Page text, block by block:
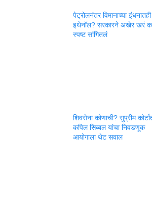
पेट्रोलनंतर विमानाच्या इंधनातही
इथेनॉल? सरकारने अखेर खरं
स्पष्ट सांगितलं
शिवसेना कोणाची? सुप्रीम
कपिल सिब्बल यांचा निवडणूक
आयोगाला थेट सवाल